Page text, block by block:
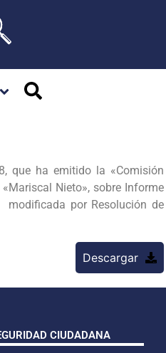
que ha emitido la «Comisión
Nieto», sobre Informe
modificada por Resolución de
Descargar
CIUDADANA